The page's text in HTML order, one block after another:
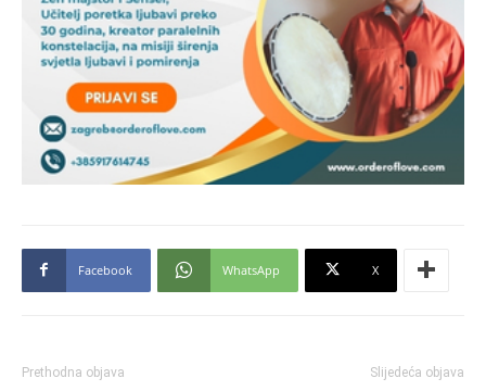
Facebook WhatsApp X
Prethodna objava Slijedeća objava